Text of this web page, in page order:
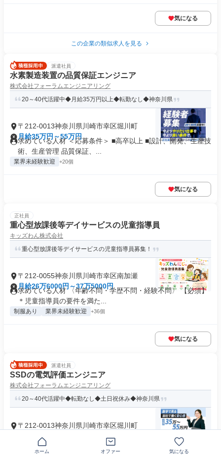
気になる
この企業の類似求人を見る
派遣社員
水素製造装置の品質保証エンジニア
株式会社フォーラムエンジニアリング
20～40代活躍中◆月給35万円以上◆転勤なし◆神奈川県
〒212-0013神奈川県川崎市幸区堀川町
月給35万円～55万円
求めている人材 ＜応募条件＞ ■高卒以上 ■設計、開発、生産技
術、生産管理 品質保証、...
業界未経験歓迎 +20個
気になる
正社員
重心型放課後等デイサービスの児童指導員
キッズわん株式会社
重心型放課後等デイサービスの児童指導員募集！
〒212-0055神奈川県川崎市幸区南加瀬
月給26万6000円～37万5000円
求めている人材 〈年齢不問・学歴不問・経験不問〉 【必須】
＊児童指導員の要件を満た...
制服あり 業界未経験歓迎 +36個
気になる
派遣社員
SSDの電気評価エンジニア
株式会社フォーラムエンジニアリング
20～40代活躍中◆転勤なし◆土日祝休み◆神奈川県
〒212-0013神奈川県川崎市幸区堀川町
月給35万円～55万円
求めている人材 ＜応募条件＞ ■高卒以上 ■設計、開発、生産技
術、生産管理 品質保証、...
ホーム オファー 気になる